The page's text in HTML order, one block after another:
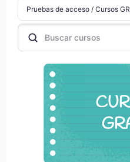
Categorías
Buscar cursos